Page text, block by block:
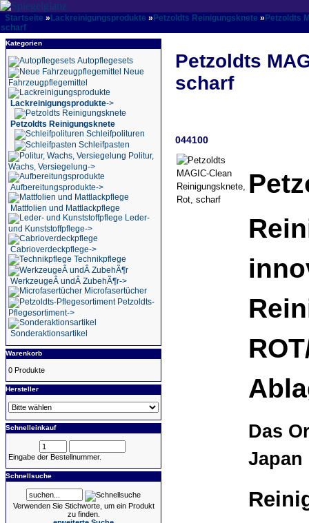
Startseite » Lackreinigungsprodukte » Petzoldts Reinigungsknete » Petzoldts
scharf
Kategorien
Autopflegesets
Neue
Fahrzeugpflegemittel
Lackreinigungsprodukte->
Petzoldts Reinigungsknete
Schleifpolituren
Schleifpasten
Politur,
Wachs, Versiegelung->
Aufbereitungsprodukte->
Mattfolien und Mattlackpflege
Leder-
und Kunststoffpflege->
Cabrioverdeckpflege->
Technikpflege
WerkzeugeÂ undÂ ZubehÃ¶r->
Microfasertücher
Petzoldts-
Pflegesortiment->
Sonderaktionsartikel
Warenkorb
0 Produkte
Hersteller
Schnelleinkauf
Eingabe der Bestellnummer.
Schnellsuche
Verwenden Sie Stichworte, um ein Produkt
zu finden.
Petzoldts
scharf
044100
Das
Japan